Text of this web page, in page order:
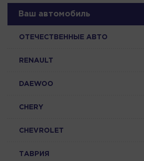
Ваш автомобиль
ОТЕЧЕСТВЕННЫЕ АВТО
RENAULT
DAEWOO
CHERY
CHEVROLET
ТАВРИЯ